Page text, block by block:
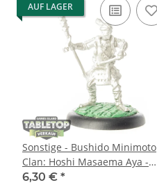
AUF LAGER
Sonstige - Bushido Minimoto
Clan: Hoshi Masaema Aya -
unbemalt
6,30 € *